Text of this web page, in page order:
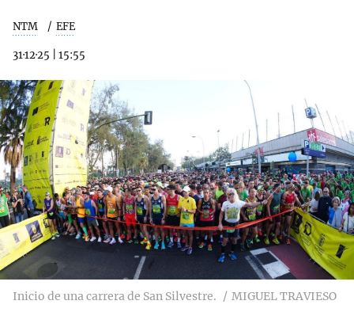
NTM EFE
31·12·25 15:55
Inicio de una carrera de San Silvestre. MIGUEL TRAVIESO